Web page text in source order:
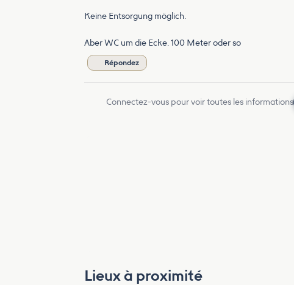
Keine Entsorgung möglich.
Aber WC um die Ecke. 100 Meter oder so
Répondez
Connectez-vous pour voir toutes les informations
Lieux à proximité